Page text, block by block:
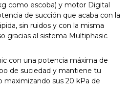
como escoba) y motor Digital
de succión que acaba con la
sin ruidos y con la misma
gracias al sistema Multiphasic
con una potencia máxima de
de suciedad y mantiene tu
maximizando sus 20 kPa de